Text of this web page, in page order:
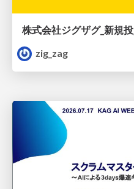
株式会社ジグザグ_新規
zig_zag